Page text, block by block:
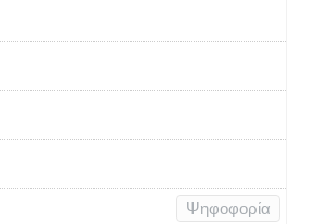
Ψηφοφορία